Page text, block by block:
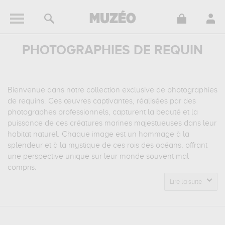
PHOTOGRAPHIES DE REQUIN
Bienvenue dans notre collection exclusive de photographies
de requins. Ces œuvres captivantes, réalisées par des
photographes professionnels, capturent la beauté et la
puissance de ces créatures marines majestueuses dans leur
habitat naturel. Chaque image est un hommage à la
splendeur et à la mystique de ces rois des océans, offrant
une perspective unique sur leur monde souvent mal
compris.
Lire la suite